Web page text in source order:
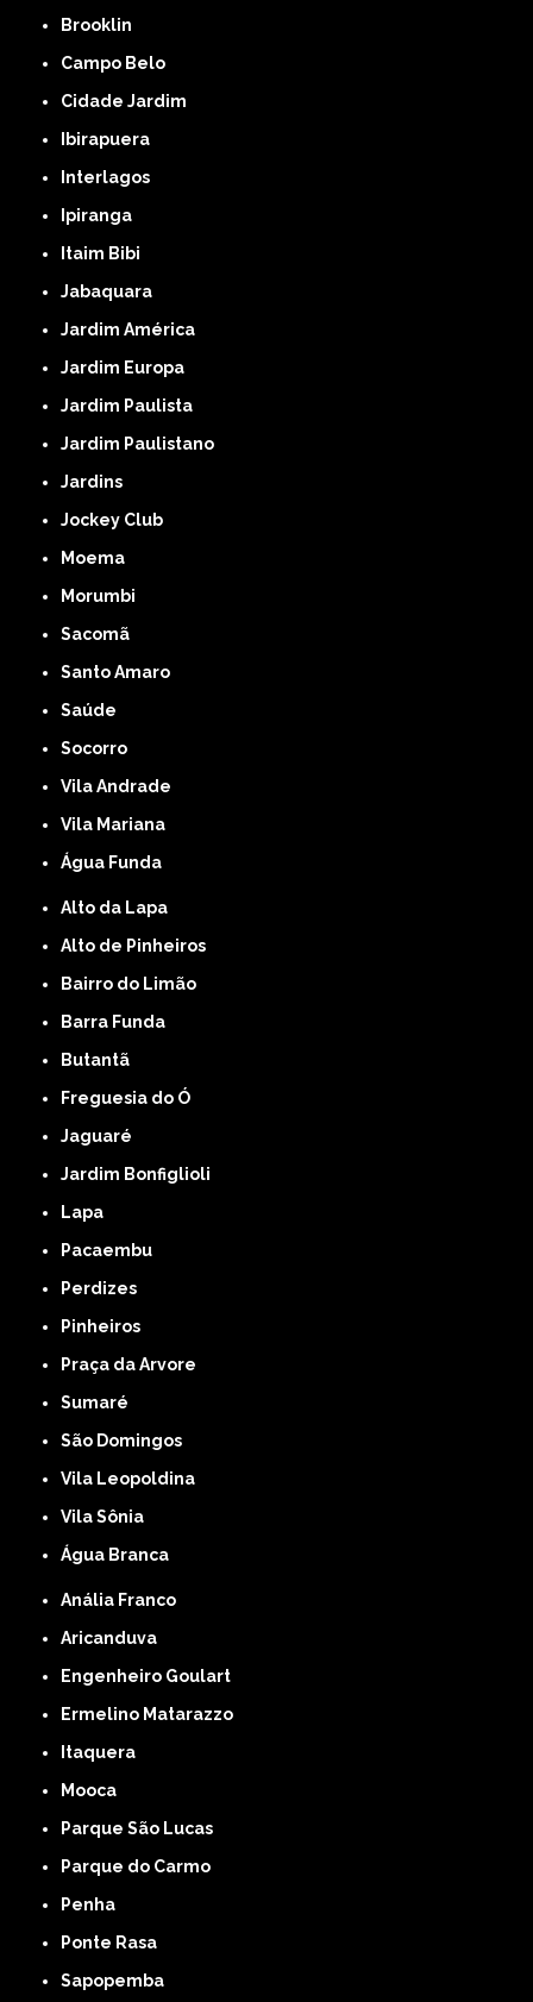
Brooklin
Campo Belo
Cidade Jardim
Ibirapuera
Interlagos
Ipiranga
Itaim Bibi
Jabaquara
Jardim América
Jardim Europa
Jardim Paulista
Jardim Paulistano
Jardins
Jockey Club
Moema
Morumbi
Sacomã
Santo Amaro
Saúde
Socorro
Vila Andrade
Vila Mariana
Água Funda
Alto da Lapa
Alto de Pinheiros
Bairro do Limão
Barra Funda
Butantã
Freguesia do Ó
Jaguaré
Jardim Bonfiglioli
Lapa
Pacaembu
Perdizes
Pinheiros
Praça da Arvore
Sumaré
São Domingos
Vila Leopoldina
Vila Sônia
Água Branca
Anália Franco
Aricanduva
Engenheiro Goulart
Ermelino Matarazzo
Itaquera
Mooca
Parque São Lucas
Parque do Carmo
Penha
Ponte Rasa
Sapopemba